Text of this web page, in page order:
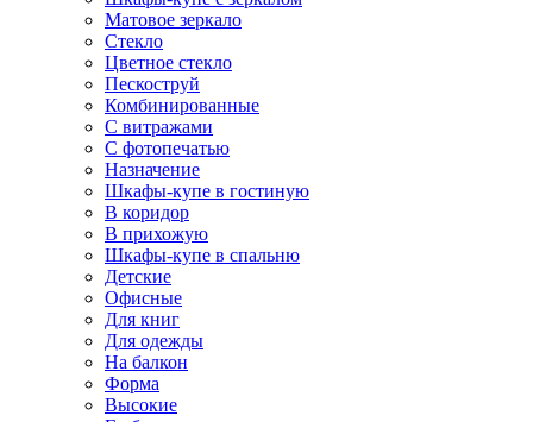
Матовое зеркало
Стекло
Цветное стекло
Пескоструй
Комбинированные
С витражами
С фотопечатью
Назначение
Шкафы-купе в гостиную
В коридор
В прихожую
Шкафы-купе в спальню
Детские
Офисные
Для книг
Для одежды
На балкон
Форма
Высокие